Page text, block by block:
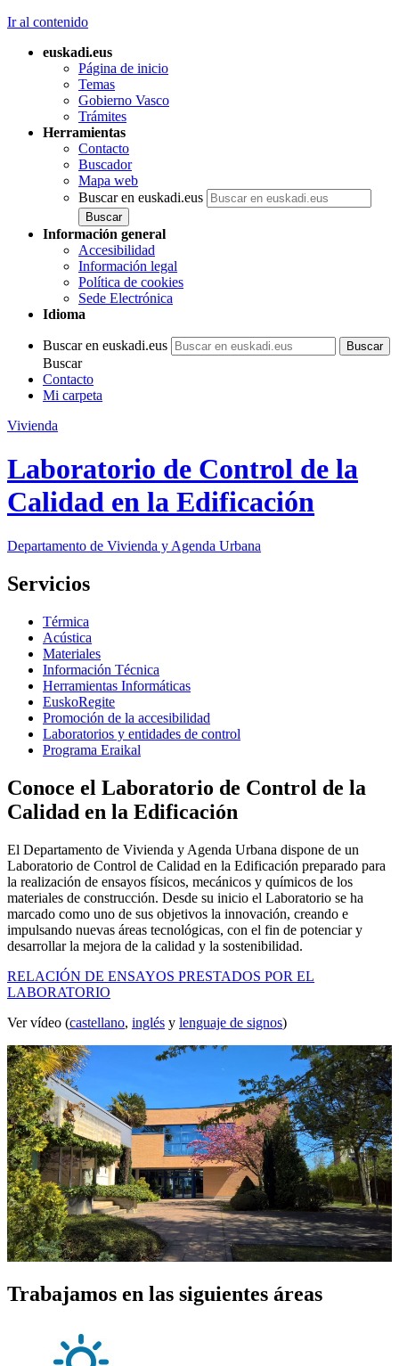
Ir al contenido
euskadi.eus
Página de inicio
Temas
Gobierno Vasco
Trámites
Herramientas
Contacto
Buscador
Mapa web
Buscar en euskadi.eus
Información general
Accesibilidad
Información legal
Política de cookies
Sede Electrónica
Idioma
Buscar en euskadi.eus
Buscar
Contacto
Mi carpeta
Vivienda
Laboratorio de Control de la
Calidad en la Edificación
Departamento de Vivienda y Agenda Urbana
Servicios
Térmica
Acústica
Materiales
Información Técnica
Herramientas Informáticas
EuskoRegite
Promoción de la accesibilidad
Laboratorios y entidades de control
Programa Eraikal
Conoce el Laboratorio de Control de la
Calidad en la Edificación
El Departamento de Vivienda y Agenda Urbana dispone de un
Laboratorio de Control de Calidad en la Edificación preparado para
la realización de ensayos físicos, mecánicos y químicos de los
materiales de construcción. Desde su inicio el Laboratorio se ha
marcado como uno de sus objetivos la innovación, creando e
impulsando nuevas áreas tecnológicas, con el fin de potenciar y
desarrollar la mejora de la calidad y la sostenibilidad.
RELACIÓN DE ENSAYOS PRESTADOS POR EL
LABORATORIO
Ver vídeo (castellano, inglés y lenguaje de signos)
Trabajamos en las siguientes áreas